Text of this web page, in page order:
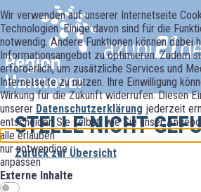
Wir verwenden auf unserer Internetseite
Technologien. Einige davon sind für die
notwendig. Andere Funktionen können dabei
Informationsangebot zu optimieren. Zudem
erforderlich, um zusätzliche Services und
Internetseite zu nutzen. Ihre Einwilligung
Wirkung für die Zukunft widerrufen. Diesen
unserer Datenschutzerklärung jederzeit
entscheiden Sie selbst, wie Sie unser
alle erlauben
nur notwendige
anpassen
Externe Inhalte
STELLE NICHT
Zurück zur Übersicht